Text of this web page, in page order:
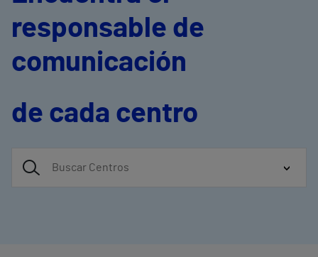
responsable de
comunicación
de cada centro